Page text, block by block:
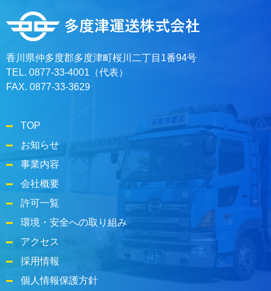
香川県仲多度郡多度津町桜川二丁目1番94号
TEL. 0877-33-4001（代表）
FAX. 0877-33-3629
TOP
お知らせ
事業内容
会社概要
許可一覧
環境・安全への取り組み
アクセス
採用情報
個人情報保護方針